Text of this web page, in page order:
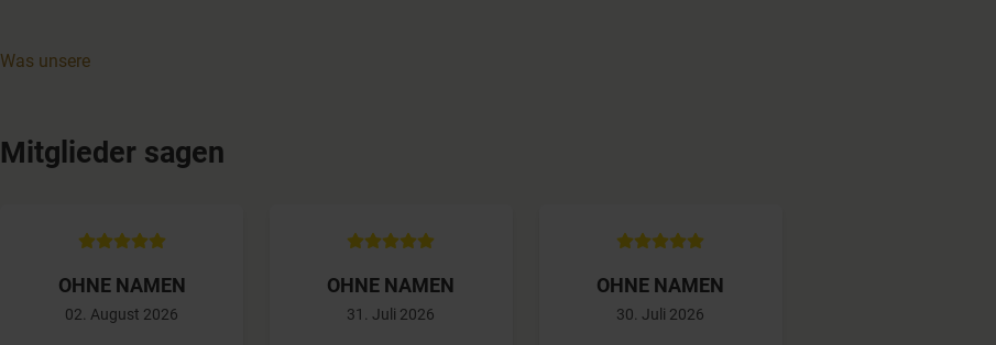
Was unsere
Mitglieder sagen
OHNE NAMEN
02. August 2026
OHNE NAMEN
31. Juli 2026
OHNE NAMEN
30. Juli 2026